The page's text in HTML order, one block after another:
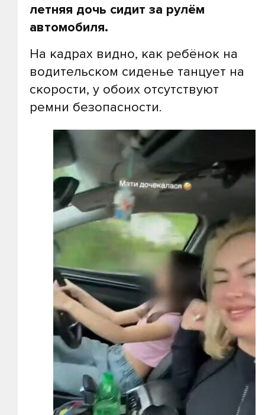
летняя дочь сидит за рулём
автомобиля.
На кадрах видно, как ребёнок на
водительском сиденье танцует на
скорости, у обоих отсутствуют
ремни безопасности.